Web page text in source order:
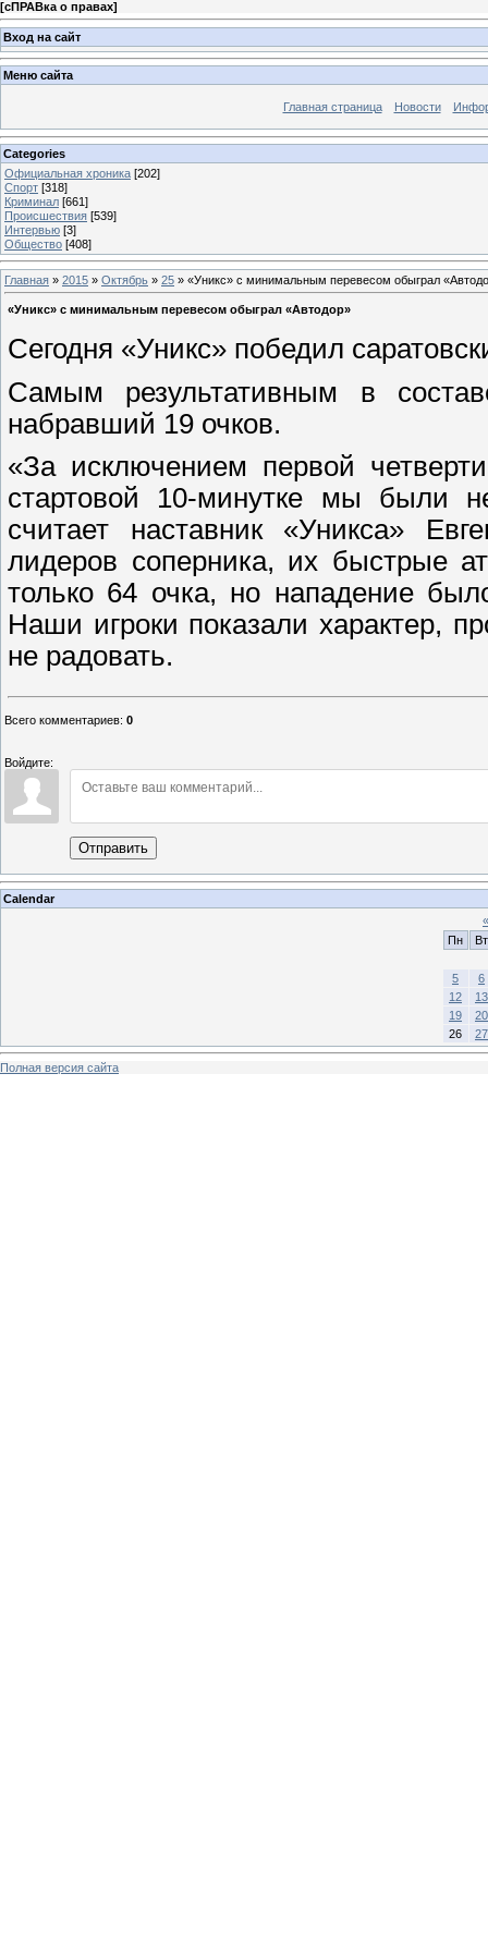
[сПРАВка о правах]
Вход на сайт
Меню сайта
Главная страница Новости
Categories
Официальная хроника [202]
Спорт [318]
Криминал [661]
Происшествия [539]
Интервью [3]
Общество [408]
Главная » 2015 » Октябрь » 25 » «Уникс» с минимальным перевесом обыграл
«Уникс» с минимальным перевесом обыграл «Автодор»
Сегодня «Уникс» победил
Самым результативным в
набравший 19 очков.
«За исключением первой
стартовой 10-минутке мы были
считает наставник «Уникса»
лидеров соперника, их быстрые
только 64 очка, но нападение
Наши игроки показали характер,
не радовать.
Всего комментариев: 0
Войдите:
Отправить
Calendar
«
Пн
Вт
5
6
12
13
19
20
26
27
Полная версия сайта